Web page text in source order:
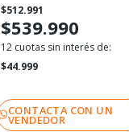
$512.991
$539.990
12 cuotas sin interés de:
$44.999
CONTACTA CON UN
VENDEDOR